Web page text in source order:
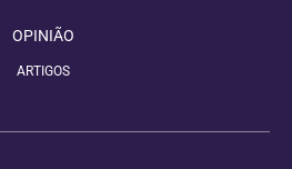
OPINIÃO
ARTIGOS